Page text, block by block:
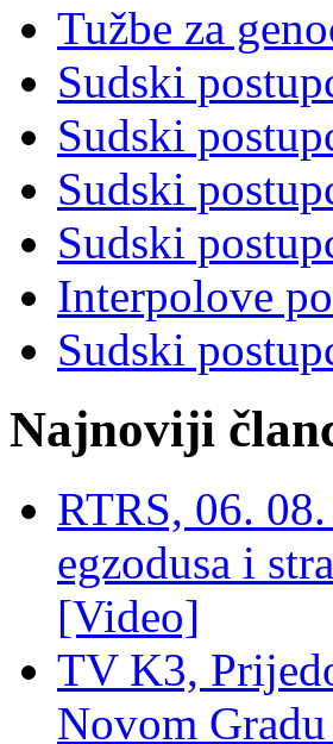
Tužbe za
Sudski
Sudski
Sudski
Sudski
Interpolove
Sudski
Najnoviji
RTRS, 06.
egzodusa i
[Video]
TV K3,
Novom